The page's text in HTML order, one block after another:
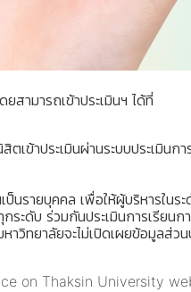
ามารถเข้าประเมินฯ ได้ที่
าประเมินผ่านระบบประเมินก
นรายบุคคล เพื่อให้ผู้บริหารในร
ะดับ ร่วมกันประเมินการเรียน
วิทยาลัยจะไม่เปิดเผยข้อมูลส่
on Thaksin University